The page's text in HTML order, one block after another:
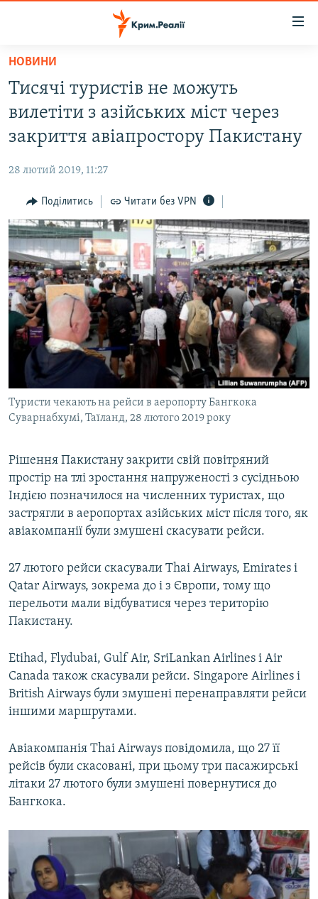
Перейти
основного
матеріалу
до
основної
Перейти
до
пошуку
ВОДА.КРИМ
БЛОГИ
ПОГЛЯД
ІНТЕРВ'Ю
ВСЕ ЗА ДЕНЬ
СПЕЦПРОЕКТИ
ДЕПОРТАЦІЯ
ВІДЕОУРОКИ «ELIFBE»
СВІДЧЕННЯ ОКУПАЦІЇ
УКРАЇНСЬКА ПРОБЛЕМА КРИМУ
ІНФОГРАФІКА
ЯК ОБІЙТИ БЛОКУВАННЯ
Русский
Qırımtatar
ДОЛУЧАЙСЯ!
Усі сайти RFE/RL
НОВИНИ
Тисячі туристів не можуть
вилетіти з азійських міст через
закриття авіапростору Пакистану
28 лютий 2019, 11:27
Поділитись Читати без VPN
Туристи чекають на рейси в аеропорту Бангкока
Суварнабхумі, Таїланд, 28 лютого 2019 року
Рішення Пакистану закрити свій повітряний
простір на тлі зростання напруженості з сусідньою
Індією позначилося на численних туристах, що
застрягли в аеропортах азійських міст після того, як
авіакомпанії були змушені скасувати рейси.
27 лютого рейси скасували Thai Airways, Emirates і
Qatar Airways, зокрема до і з Європи, тому що
перельоти мали відбуватися через територію
Пакистану.
Etihad, Flydubai, Gulf Air, SriLankan Airlines і Air
Canada також скасували рейси. Singapore Airlines і
British Airways були змушені перенаправляти рейси
іншими маршрутами.
Авіакомпанія Thai Airways повідомила, що 27 її
рейсів були скасовані, при цьому три пасажирські
літаки 27 лютого були змушені повернутися до
Бангкока.